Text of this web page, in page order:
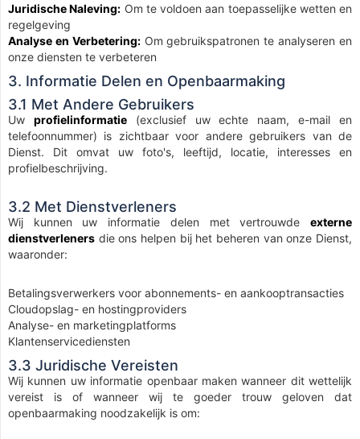
Juridische Naleving: Om te voldoen aan toepasselijke wetten en
regelgeving
Analyse en Verbetering:Om gebruikspatronen te analyseren en
onze diensten te verbeteren
3. Informatie Delen en Openbaarmaking
3.1 Met Andere Gebruikers
Uw profielinformatie(exclusief uw echte naam, e-mail en
telefoonnummer) is zichtbaar voor andere gebruikers van de
Dienst. Dit omvat uw foto's, leeftijd, locatie, interesses en
profielbeschrijving.
3.2 Met Dienstverleners
Wij kunnen uw informatie delen met vertrouwde externe
dienstverleners die ons helpen bij het beheren van onze Dienst,
waaronder:
Betalingsverwerkers voor abonnements- en aankooptransacties
Cloudopslag- en hostingproviders
Analyse- en marketingplatforms
Klantenservicediensten
3.3 Juridische Vereisten
Wij kunnen uw informatie openbaar maken wanneer dit wettelijk
vereist is of wanneer wij te goeder trouw geloven dat
openbaarmaking noodzakelijk is om: